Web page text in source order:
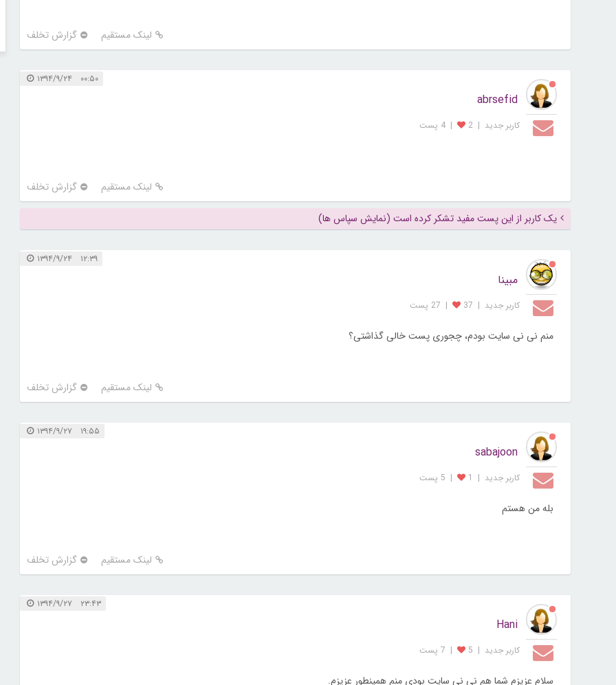
لینک مستقیم گزارش تخلف
۰۰:۵۰ ۱۳۹۴/۹/۲۴
abrsefid
کاربر جديد |
2
| 4 پست
لینک مستقیم گزارش تخلف
یک کاربر از این پست مفید تشکر کرده است (نمایش سپاس ها)
۱۲:۳۹ ۱۳۹۴/۹/۲۴
مبینا
کاربر جديد |
37
| 27 پست
منم نی نی سایت بودم، چجوری پست خالی گذاشتی؟
لینک مستقیم گزارش تخلف
۱۹:۵۵ ۱۳۹۴/۹/۲۷
sabajoon
کاربر جديد |
1
| 5 پست
بله من هستم
لینک مستقیم گزارش تخلف
۲۳:۴۳ ۱۳۹۴/۹/۲۷
Hani
کاربر جديد |
5
| 7 پست
سلام عزیزم شما هم نی نی سایت بودی منم همینطور عزیزم.